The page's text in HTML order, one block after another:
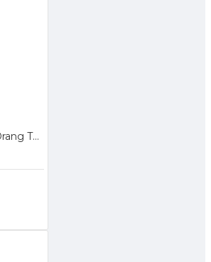
Tongkat Jalan Orang Tua 1 Kaki Stainless